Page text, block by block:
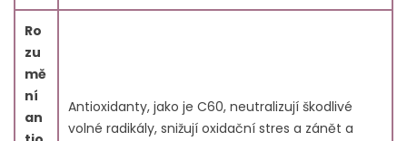
Ro
zu
mě
ní
an
Antioxidanty, jako je C60, neutralizují škodlivé
volné radikály, snižují oxidační stres a zánět a